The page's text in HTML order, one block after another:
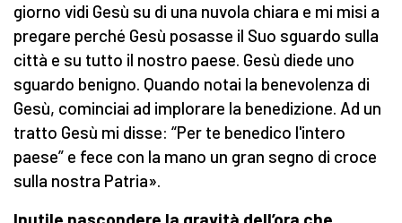
giorno vidi Gesù su di una nuvola chiara e mi misi a
pregare perché Gesù posasse il Suo sguardo sulla
città e su tutto il nostro paese. Gesù diede uno
sguardo benigno. Quando notai la benevolenza di
Gesù, cominciai ad implorare la benedizione. Ad un
tratto Gesù mi disse: “Per te benedico l'intero
paese” e fece con la mano un gran segno di croce
sulla nostra Patria».